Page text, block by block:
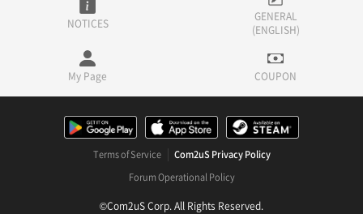
NOTICES
GENERAL
(ENGLISH)
My Page COUPON
Terms of Service
Com2uS Privacy Policy
Forum Operational Policy
©Com2uS Corp. All Rights Reserved.